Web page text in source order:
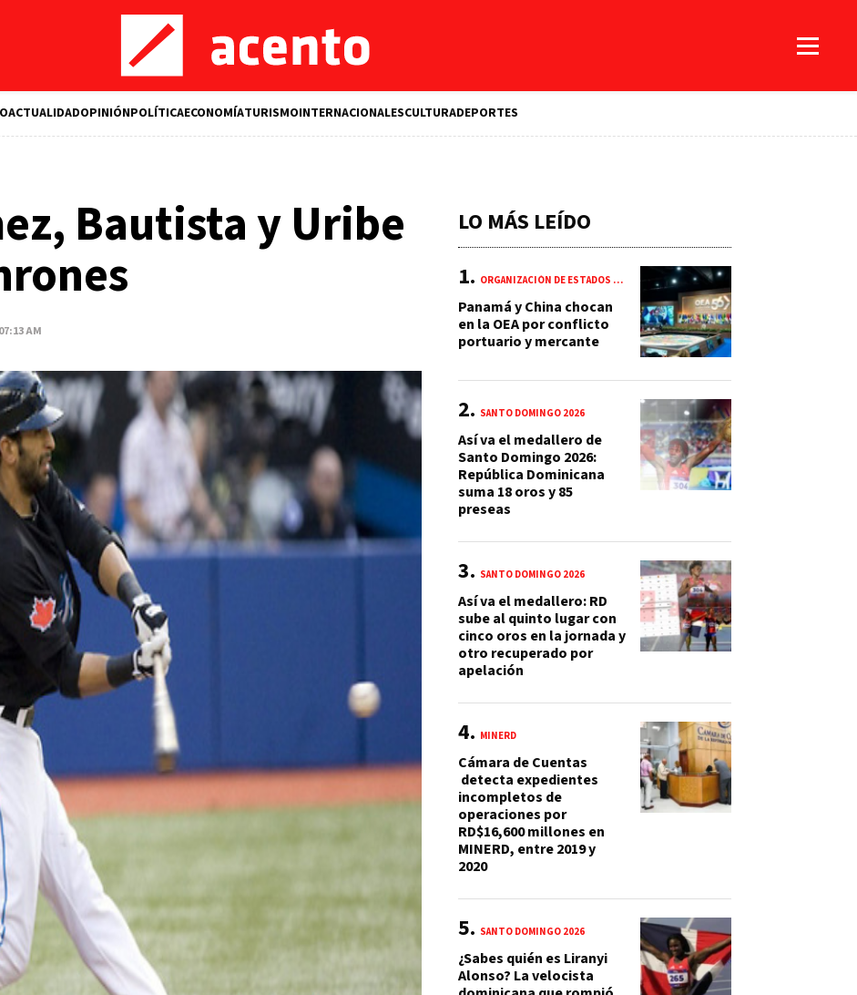
ACTUALIDADOPINIÓNPOLÍTICAECONOMÍATURISMOINTERNACIONALESCULTURADEPORTES
Bautista y Uribe
AM
LO MÁS LEÍDO
ORGANIZACIÓN DE ESTADOS AMERICANOS (OEA)
Panamá y China chocan
en la OEA por conflicto
portuario y mercante
SANTO DOMINGO 2026
Así va el medallero de
Santo Domingo 2026:
República Dominicana
suma 18 oros y 85
preseas
SANTO DOMINGO 2026
Así va el medallero: RD
sube al quinto lugar con
cinco oros en la jornada y
otro recuperado por
apelación
MINERD
Cámara de Cuentas
detecta expedientes
incompletos de
operaciones por
RD$16,600 millones en
MINERD, entre 2019 y
2020
SANTO DOMINGO 2026
¿Sabes quién es Liranyi
Alonso? La velocista